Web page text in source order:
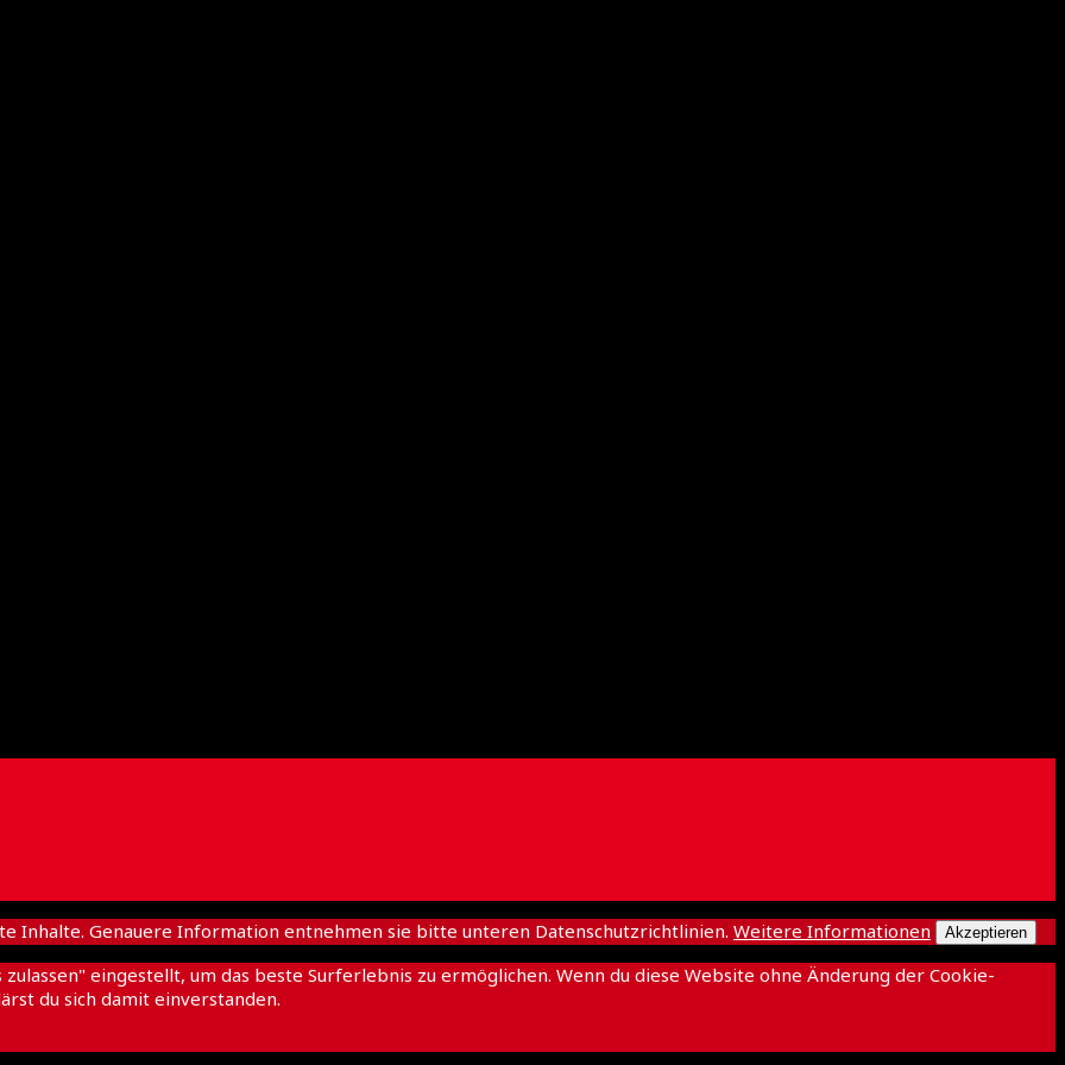
Inhalte. Genauere Information entnehmen sie bitte unteren Datenschutzrichtlinien. Weitere Informationen Akzeptieren
eingestellt, um das beste Surferlebnis zu ermöglichen. Wenn du diese Website ohne Änderung der Cookie-
du sich damit einverstanden.